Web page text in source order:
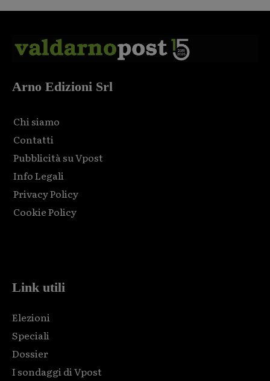
Arno Edizioni Srl
Chi siamo
Contatti
Pubblicità su Vpost
Info Legali
Privacy Policy
Cookie Policy
Link utili
Elezioni
Speciali
Dossier
I sondaggi di Vpost